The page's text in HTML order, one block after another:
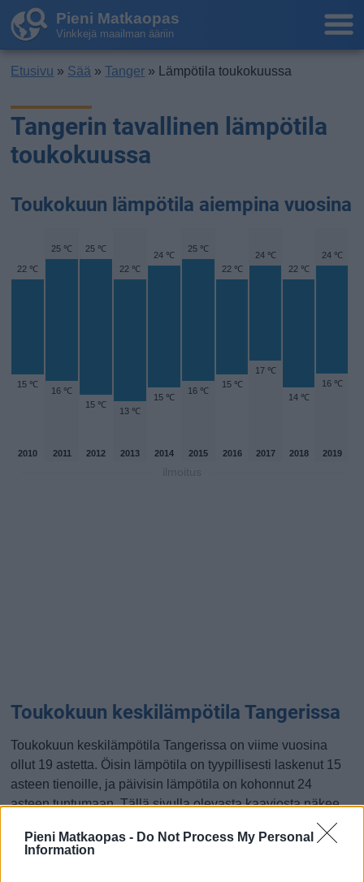
Pieni Matkaopas - Do Not Process My Personal
Information
Pieni Matkaopas
Vinkkejä maailman ääriin
Etusivu » Sää »Tanger » Lämpötila toukokuussa
Tangerin tavallinen lämpötila
toukokuussa
Toukokuun lämpötila aiempina vuosina
22 ℃
15 ℃
25 ℃
16 ℃
25 ℃
15 ℃
22 ℃
13 ℃
24 ℃
15 ℃
25 ℃
16 ℃
22 ℃
15 ℃
24 ℃
17 ℃
22 ℃
14 ℃
24 ℃
16 ℃
2010 2011 2012 2013 2014 2015 2016 2017 2018 2019
Toukokuun keskilämpötila Tangerissa
Toukokuun keskilämpötila Tangerissa on viime vuosina
ollut 19 astetta. Öisin lämpötila on tyypillisesti laskenut 15
asteen tienoille, ja päivisin lämpötila on kohonnut 24
asteen tuntumaan. Tällä sivulla olevasta kaaviosta näkee,
toukokuussa viime vuosina ja vaihteluväli, jolla lämpötila